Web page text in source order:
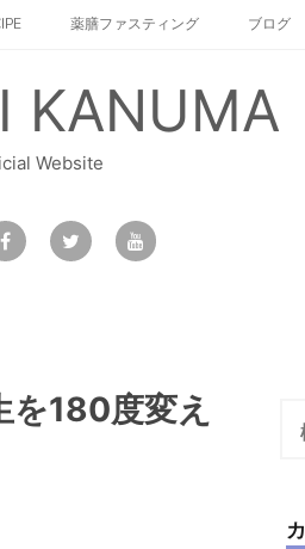
薬膳ファスティング ブログ
KANUMA
Website
180度変え
索: